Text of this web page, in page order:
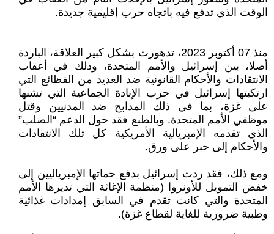
الوقت الذي تدفع فيه باتجاه حرب إقليمية جديدة.
منذ 07 أكتوبر 2023، تدهورت بشكل كبير العلاقة، الباردة
أصلا، بين إسرائيل والأمم المتحدة، وذلك في أعقاب
الانتقادات والأحكام القانونية ضد العديد من الفظائع التي
ارتكبتها إسرائيل في حرب الإبادة الجماعية التي تشنها
على غزة، بما في ذلك المذابح ضد المدنيين وقتل
موظفي الأمم المتحدة. وبالطبع فقد حول الدعم “الصلب”
الذي تقدمه الإمبريالية الأمريكية كل تلك الانتقادات
والأحكام إلى حبر على ورق.
ومع ذلك، فقد ردت إسرائيل بدفع حماتها الإمبرياليين إلى
خفض التمويل للأونروا (منظمة الإغاثة التي تديرها الأمم
المتحدة والتي كانت تقدم في السابق إمدادات غذائية
وطبية ضرورية للغاية لقطاع غزة).